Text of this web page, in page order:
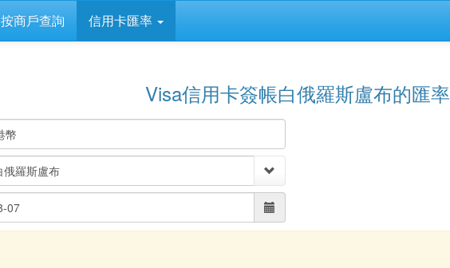
按商戶查詢 信用卡匯率
Visa信用卡簽帳白俄羅斯盧布的匯率